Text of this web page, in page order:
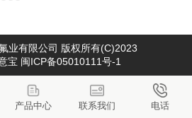
业有限公司 版权所有(C)2023
宝 闽ICP备05010111号-1
产品中心 联系我们 电话